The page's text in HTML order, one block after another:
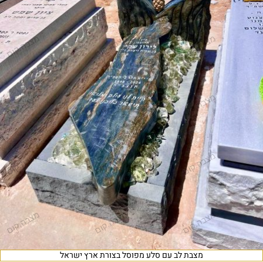
מצבת לב עם סלע מפוסל בצורת ארץ ישראל